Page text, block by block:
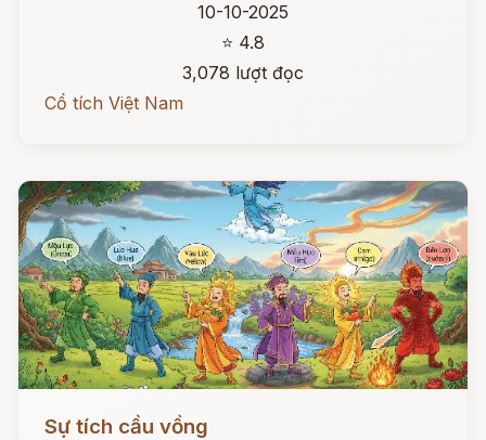
10-10-2025
⭐ 4.8
3,078 lượt đọc
Cổ tích Việt Nam
Sự tích cầu vồng